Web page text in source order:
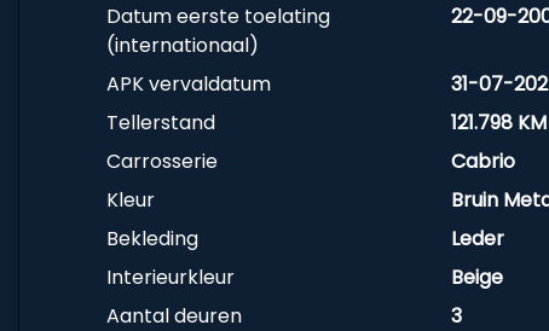
Datum eerste toelating
(internationaal)
22-09-
APK vervaldatum
31-07-
Tellerstand
121.798 KM
Carrosserie
Cabrio
Kleur
Bruin
Bekleding
Leder
Interieurkleur
Beige
Aantal deuren
3